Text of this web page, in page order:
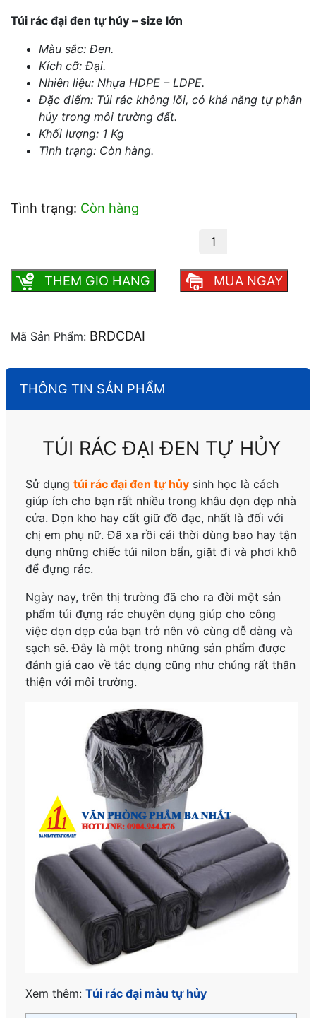
Túi rác đại đen tự hủy – size lớn
Màu sắc: Đen.
Kích cỡ: Đại.
Nhiên liệu: Nhựa HDPE – LDPE.
Đặc điểm: Túi rác không lõi, có khả năng tự phân
hủy trong môi trường đất.
Khối lượng: 1 Kg
Tình trạng: Còn hàng.
Tình trạng: Còn hàng
THEM GIO HANG MUA NGAY
Mã Sản Phẩm: BRDCDAI
THÔNG TIN SẢN PHẨM
TÚI RÁC ĐẠI ĐEN TỰ HỦY
Sử dụngtúi rác đại đen tự hủy sinh học là cách
giúp ích cho bạn rất nhiều trong khâu dọn dẹp nhà
cửa. Dọn kho hay cất giữ đồ đạc, nhất là đối với
chị em phụ nữ. Đã xa rồi cái thời dùng bao hay tận
dụng những chiếc túi nilon bẩn, giặt đi và phơi khô
để đựng rác.
Ngày nay, trên thị trường đã cho ra đời một sản
phẩm túi đựng rác chuyên dụng giúp cho công
việc dọn dẹp của bạn trở nên vô cùng dễ dàng và
sạch sẽ.Đây là một trong những sản phẩm được
đánh giá cao về tác dụng cũng như chúng rất thân
thiện với môi trường.
Xem thêm:Túi rác đại màu tự hủy